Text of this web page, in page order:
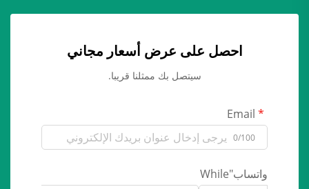
احصل على عرض أسعار مجاني
سيتصل بك ممثلنا قريبا.
0/100
واتساب"While